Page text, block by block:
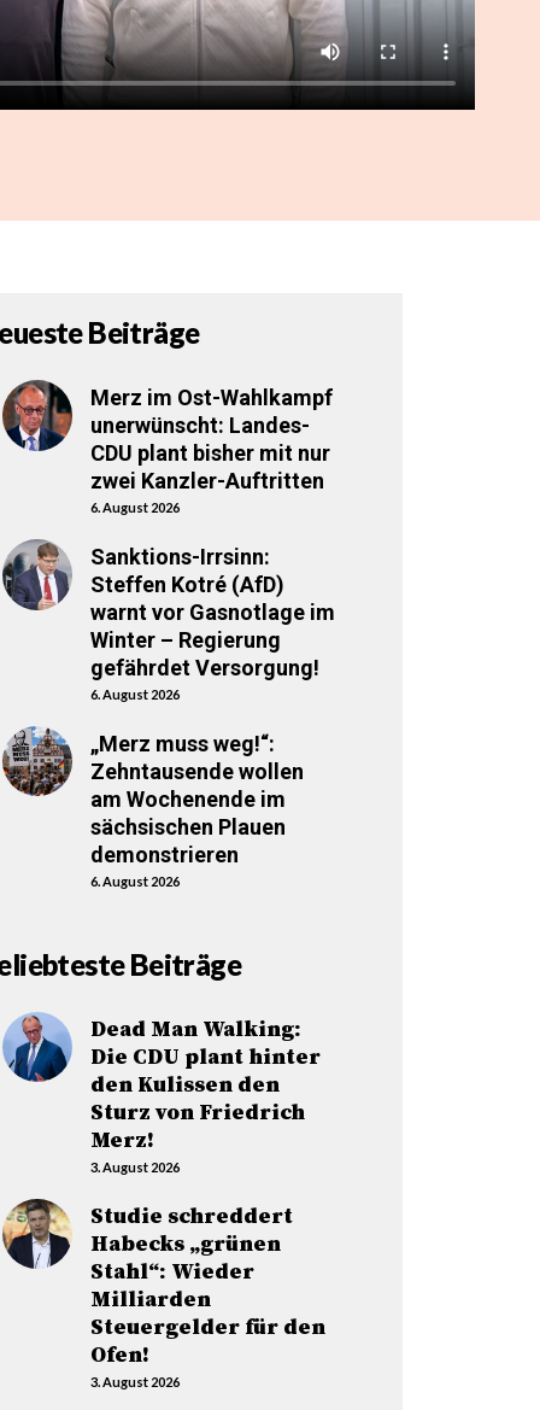
Beiträge
Merz im Ost-Wahlkampf
unerwünscht: Landes-
CDU plant bisher mit nur
zwei Kanzler-Auftritten
6. August 2026
Sanktions-Irrsinn:
Steffen Kotré (AfD)
warnt vor Gasnotlage im
Winter – Regierung
gefährdet Versorgung!
6. August 2026
„Merz muss weg!“:
Zehntausende wollen
am Wochenende im
sächsischen Plauen
demonstrieren
6. August 2026
Beiträge
Dead Man Walking:
Die CDU plant hinter
den Kulissen den
Sturz von Friedrich
Merz!
3. August 2026
Studie schreddert
Habecks „grünen
Stahl“: Wieder
Milliarden
Steuergelder für den
Ofen!
3. August 2026